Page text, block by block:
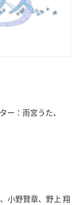
ー：雨宮うた、
小野賢章、野上 翔